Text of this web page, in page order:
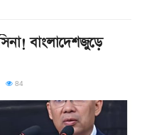
বাংলাদেশজুড়ে
84